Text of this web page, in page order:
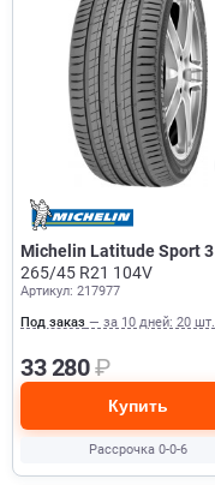
Michelin Latitude Sport 3
265/45 R21 104V
Артикул: 217977
Под заказ — за 10 дней: 20 шт.
33 280₽
Купить
Рассрочка 0-0-6